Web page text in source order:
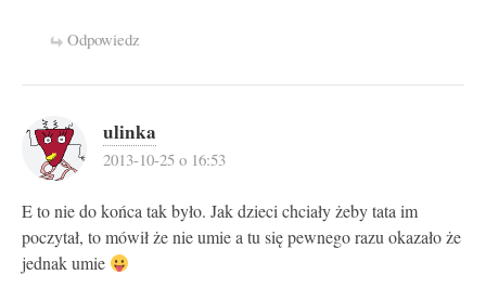
Odpowiedz
ulinka
2013-10-25 o 16:53
E to nie do końca tak było. Jak dzieci chciały żeby tata im
poczytał, to mówił że nie umie a tu się pewnego razu okazało że
jednak umie